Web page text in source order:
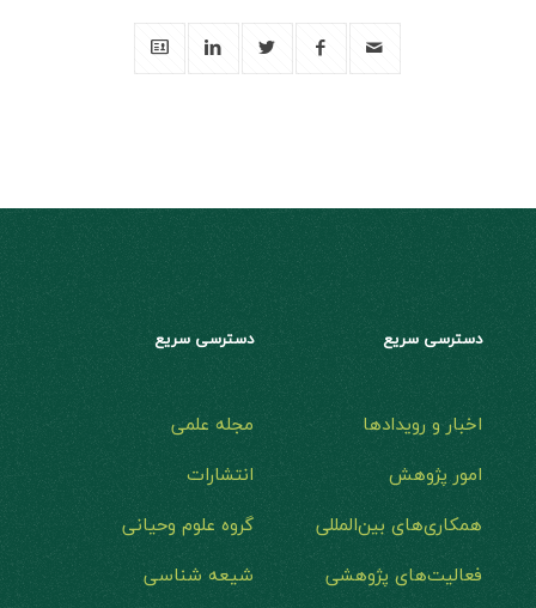
دسترسی سریع
اخبار و رویدادها
امور پژوهش
همکاری‌های بین‌المللی
فعالیت‌های پژوهشی
دسترسی سریع
مجله علمی
انتشارات
گروه علوم وحیانی
شیعه شناسی